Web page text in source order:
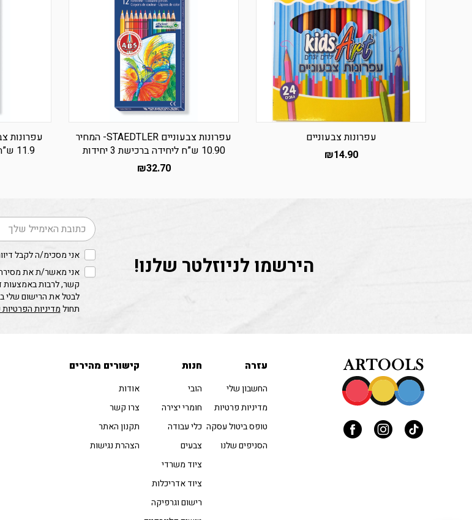
עפרונות צבעוניים
₪14.90
עפרונות צבעוניים STAEDTLER- המחיר
10.90 ש”ח ליחידה ברכישת 3 יחידות
₪32.70
11.9 ש”ח ליחידה ברכישת 2 יחידות
הירשמו לניוזלטר שלנו!
דוא׳׳ל
אני מסכימ/ה לקבל
אני מאשר/ת את מסירת
קשר, לרבות באמצעות
לבטל את הרישום שלי
תחולמדיניות
עזרה
החשבון שלי
מדיניות פרטיות
טופס ביטול עסקה
הסניפים שלנו
חנות
הובי
חומרי יצירה
כלי עבודה
צבעים
ציוד משרדי
ציוד אדריכלות
רישום וגרפיקה
קישורים מהירים
אודות
צרו קשר
תקנון האתר
הצהרת נגישות